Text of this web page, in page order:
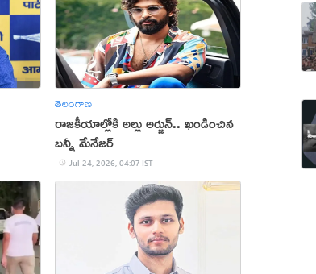
తెలంగాణ
రాజకీయాల్లోకి అల్లు అర్జున్.. ఖండించిన
బన్నీ మేనేజర్
Jul 24, 2026, 04:07 IST